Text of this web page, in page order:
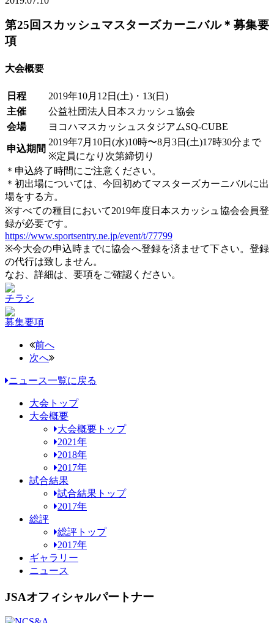
第25回スカッシュマスターズカーニバル＊募集要
項
大会概要
日程
2019年10月12日(土)・13(日)
主催
公益社団法人日本スカッシュ協会
会場
ヨコハマスカッシュスタジアムSQ-CUBE
申込期間
2019年7月10日(水)10時〜8月3日(土)17時30分まで
※定員になり次第締切り
＊申込終了時間にご注意ください。
＊初出場については、今回初めてマスターズカーニバルに出
場をする方。
※すべての種目において2019年度日本スカッシュ協会会員登
録が必要です。
https://www.sportsentry.ne.jp/event/t/77799
※今大会の申込時までに協会へ登録を済ませて下さい。登録
の代行は致しません。
なお、詳細は、要項をご確認ください。
チラシ
募集要項
前へ
次へ
ニュース一覧に戻る
大会トップ
大会概要
大会概要トップ
2021年
2018年
2017年
試合結果
試合結果トップ
2017年
総評
総評トップ
2017年
ギャラリー
ニュース
JSAオフィシャルパートナー